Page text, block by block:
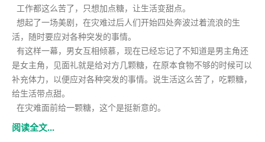
工作都这么苦了，只想加点糖，让生活变甜点。
想起了一场美剧，在灾难过后人们开始四处奔波过着流浪的生
活，随时要应对各种突发的事情。
有这样一幕，男女互相倾慕，现在已经忘记了不知道是男主角还
是女主角，见面礼就是给对方几颗糖，在原本食物不够的时候可以
补充体力，以便应对各种突发的事情。说生活这么苦了，吃颗糖，
给生活带点甜。
在灾难面前给一颗糖，这个是挺新意的。
阅读全文...